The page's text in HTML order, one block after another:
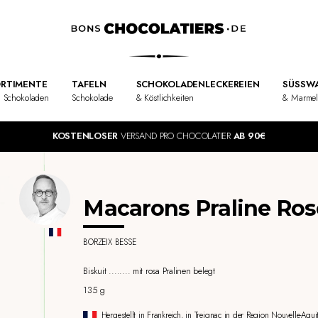
TAFELN
Schokolade
SCHOKOLADENLECKEREIEN
& Köstlichkeiten
&
KOSTENLOSER VERSAND PRO CHOCOLATIER AB 90€
Macarons Praline
BORZEIX BESSE
Biskuit ........ mit rosa Pralinen belegt
135 g
Hergestellt in Frankreich, in Treignac in der Region Nouvelle-